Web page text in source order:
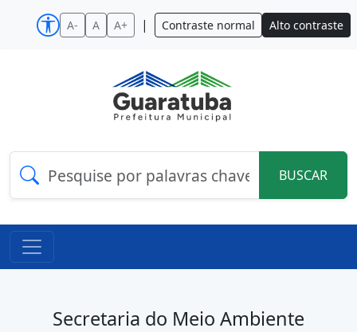
A- A A+ | Contraste normal Alto contraste
BUSCAR
Secretaria do Meio Ambiente